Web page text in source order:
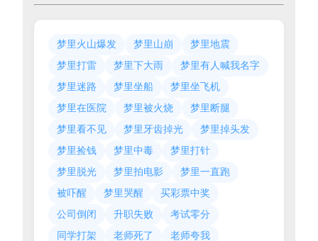
梦里火山爆发 梦里山崩
梦里地震
梦里打雷
梦里下大雨
梦里有人喊我名字
梦里迷路
梦里坐船
梦里坐飞机
梦里在医院
梦里被火烧
梦里断腿
梦里看不见
梦里牙齿掉光
梦里掉头发
梦里捡钱
梦里中毒
梦里打针
梦里脱光
梦里拍电影
梦里一直跑
被吓醒
梦里哭醒
买彩票中奖
公司倒闭
升职失败
考试零分
同学打架
老师死了 老师夸我